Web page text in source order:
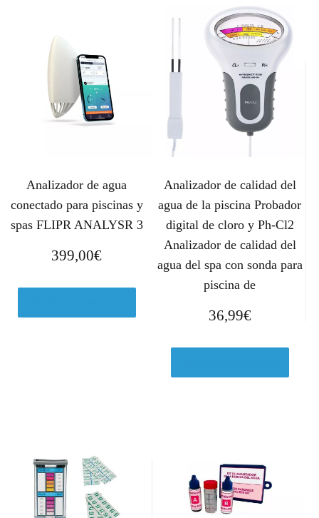
i
o
o
r
i
g
i
n
e
r
a
:
5
5
.
i
o
a
t
u
a
:
5
,
3
0
Analizador de agua
conectado para piscinas y
spas FLIPR ANALYSR 3
399,00€
Analizador de calidad del
agua de la piscina Probador
digital de cloro y Ph-Cl2
Analizador de calidad del
agua del spa con sonda para
piscina de
36,99€